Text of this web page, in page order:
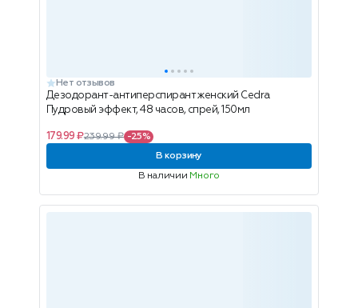
Нет отзывов
Дезодорант-антиперспирант женский Cedra
Пудровый эффект, 48 часов, спрей, 150мл
179.99 ₽239.99 ₽ -25%
В корзину
В наличии Много